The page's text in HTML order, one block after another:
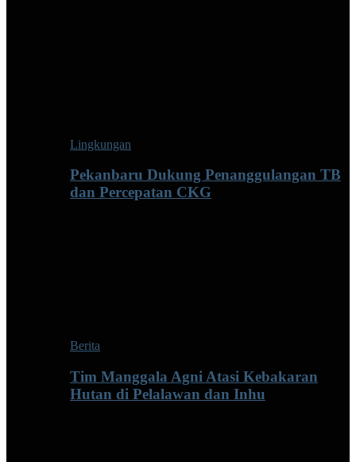
Lingkungan
Pekanbaru Dukung Penanggulangan TB
dan Percepatan CKG
Berita
Tim Manggala Agni Atasi Kebakaran
Hutan di Pelalawan dan Inhu